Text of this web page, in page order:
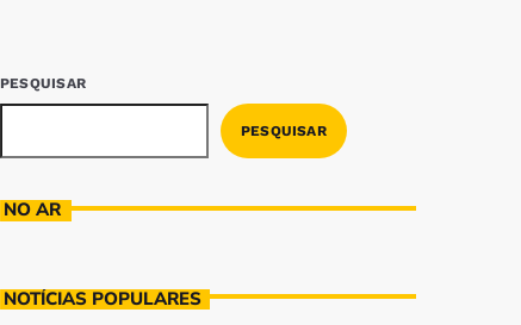
PESQUISAR
PESQUISAR
NO AR
NOTÍCIAS POPULARES